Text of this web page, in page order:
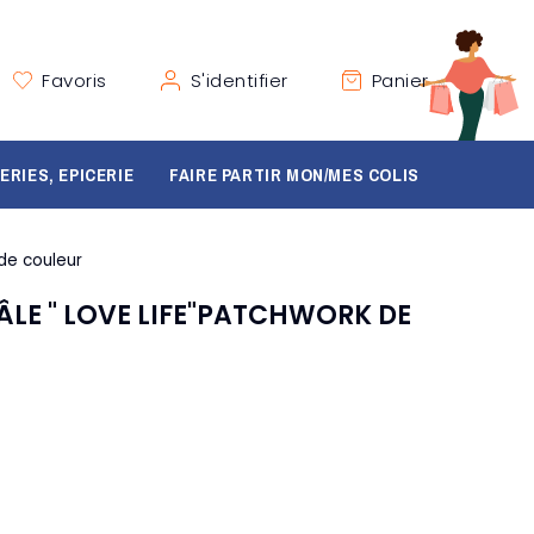
S'identifier
Favoris Panier
EPICERIE FAIRE PARTIR MON/MES COLIS
couleur
" LOVE LIFE"PATCHWORK DE